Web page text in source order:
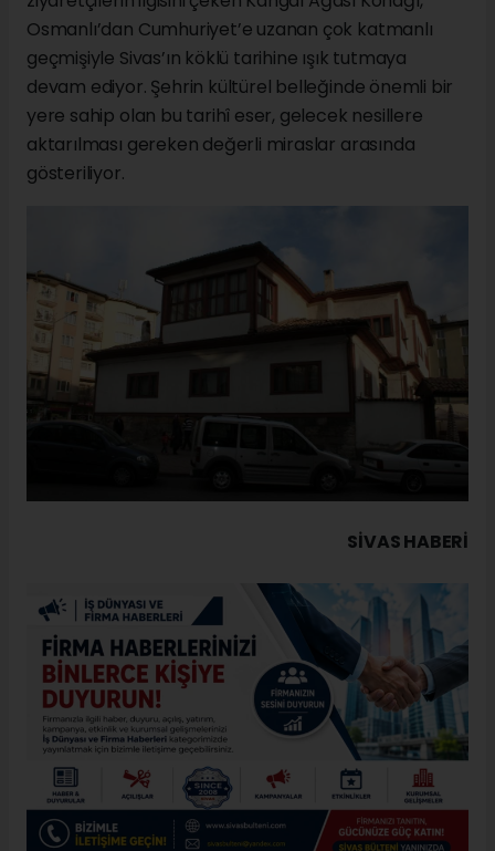
Osmanlı’dan Cumhuriyet’e uzanan çok katmanlı
geçmişiyle Sivas’ın köklü tarihine ışık tutmaya
devam ediyor. Şehrin kültürel belleğinde önemli bir
yere sahip olan bu tarihî eser, gelecek nesillere
aktarılması gereken değerli miraslar arasında
gösteriliyor.
SIVAS HABERİ